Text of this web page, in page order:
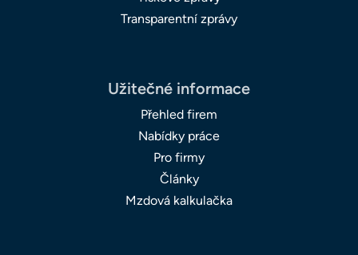
Transparentní zprávy
Užitečné informace
Přehled firem
Nabídky práce
Pro firmy
Články
Mzdová kalkulačka